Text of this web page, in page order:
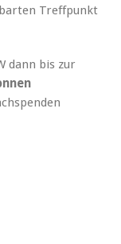
Treffpunkt
dann bis zur